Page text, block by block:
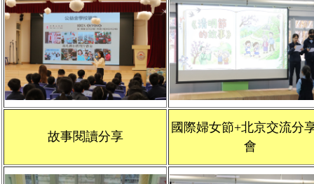
故事閱讀分享
國際婦女節+北京交流分
會